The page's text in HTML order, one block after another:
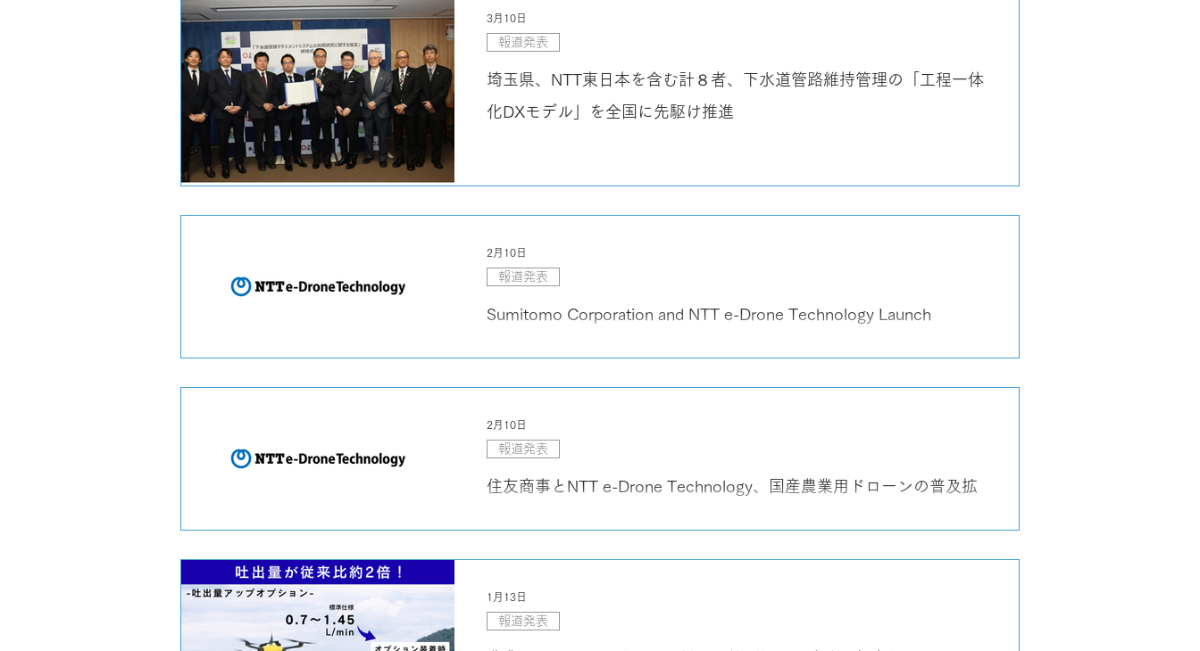
埼玉県、NTT東日本を含む計８者、下水道管路維持管理の「工程一体
化DXモデル」を全国に先駆け推進
報道発表
3月10日
Sumitomo Corporation and NTT e-Drone Technology Launch
報道発表
2月10日
住友商事とNTT e-Drone Technology、国産農業用ドローンの普及拡
報道発表
2月10日
報道発表
1月13日